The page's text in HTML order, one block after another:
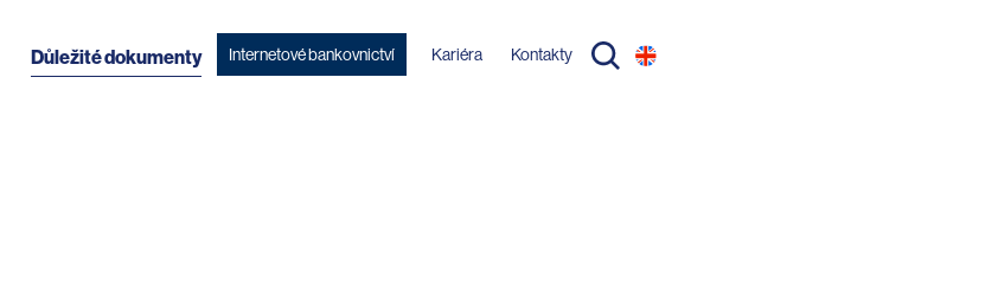
Důležité dokumenty Internetové bankovnictví Kariéra Kontakty